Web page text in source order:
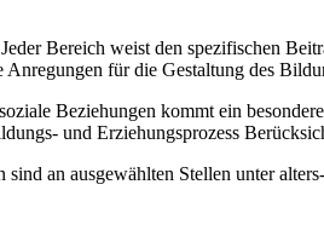
Bereich weist den spezifischen
für die Gestaltung des
Beziehungen kommt ein
und Erziehungsprozess
an ausgewählten Stellen unter